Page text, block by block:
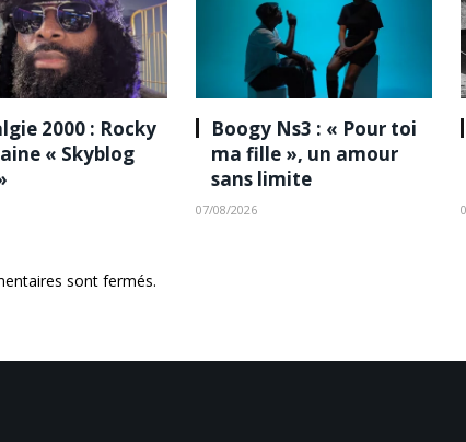
2000 : Rocky
« Skyblog
Boogy Ns3 : « Pour toi
ma fille », un amour
sans limite
07/08/2026
sont fermés.